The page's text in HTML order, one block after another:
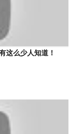
这么少人知道！